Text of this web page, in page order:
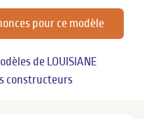
pour ce modèle
de LOUISIANE
constructeurs